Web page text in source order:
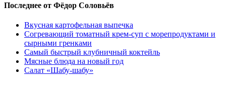
Последнее от Фёдор Соловьёв
Вкусная картофельная выпечка
Согревающий томатный крем-суп с морепродуктами и
сырными гренками
Самый быстрый клубничный коктейль
Мясные блюда на новый год
Салат «Шабу-шабу»